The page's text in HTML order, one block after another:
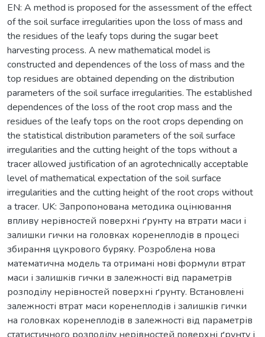
EN: A method is proposed for the assessment of the effect
of the soil surface irregularities upon the loss of mass and
the residues of the leafy tops during the sugar beet
harvesting process. A new mathematical model is
constructed and dependences of the loss of mass and the
top residues are obtained depending on the distribution
parameters of the soil surface irregularities. The established
dependences of the loss of the root crop mass and the
residues of the leafy tops on the root crops depending on
the statistical distribution parameters of the soil surface
irregularities and the cutting height of the tops without a
tracer allowed justification of an agrotechnically acceptable
level of mathematical expectation of the soil surface
irregularities and the cutting height of the root crops without
a tracer. UK: Запропонована методика оцінювання
впливу нерівностей поверхні ґрунту на втрати маси і
залишки гички на головках коренеплодів в процесі
збирання цукрового буряку. Розроблена нова
математична модель та отримані нові формули втрат
маси і залишків гички в залежності від параметрів
розподілу нерівностей поверхні ґрунту. Встановлені
залежності втрат маси коренеплодів і залишків гички
на головках коренеплодів в залежності від параметрів